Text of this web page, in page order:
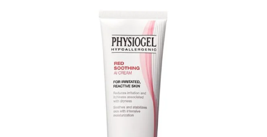
格：
前
價
格：